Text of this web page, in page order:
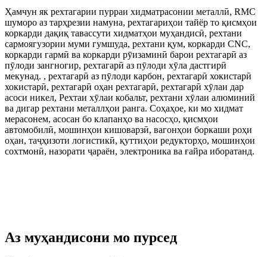
Ҳамчун як рехтагарии пурраи хидматрасонии металлӣ, RMC
шуморо аз тарҳрезии намуна, рехтагариҳои тайёр то қисмҳои
коркарди дақиқ тавассути хидматҳои муҳандисӣ, рехтани
сармоягузории муми гумшуда, рехтани қум, коркарди CNC,
коркарди гармӣ ва коркарди рӯизаминӣ барои рехтагарӣ аз
пӯлоди зангногир, рехтагарӣ аз пӯлоди хӯла дастгирӣ
мекунад. , рехтагарӣ аз пӯлоди карбон, рехтагарӣ хокистарӣ
хокистарӣ, рехтагарӣ оҳан рехтагарӣ, рехтагарӣ хӯлаи дар
асоси никел, Рехтаи хӯлаи кобальт, рехтани хӯлаи алюминий
ва дигар рехтани металлҳои ранга. Соҳаҳое, ки мо хидмат
мерасонем, асосан бо клапанҳо ва насосҳо, қисмҳои
автомобилӣ, мошинҳои кишоварзӣ, вагонҳои боркаши роҳи
оҳан, таҷҳизоти логистикӣ, қуттиҳои редукторҳо, мошинҳои
сохтмонӣ, назорати ҷараён, электроника ва ғайра иборатанд.
Аз муҳандисони мо пурсед